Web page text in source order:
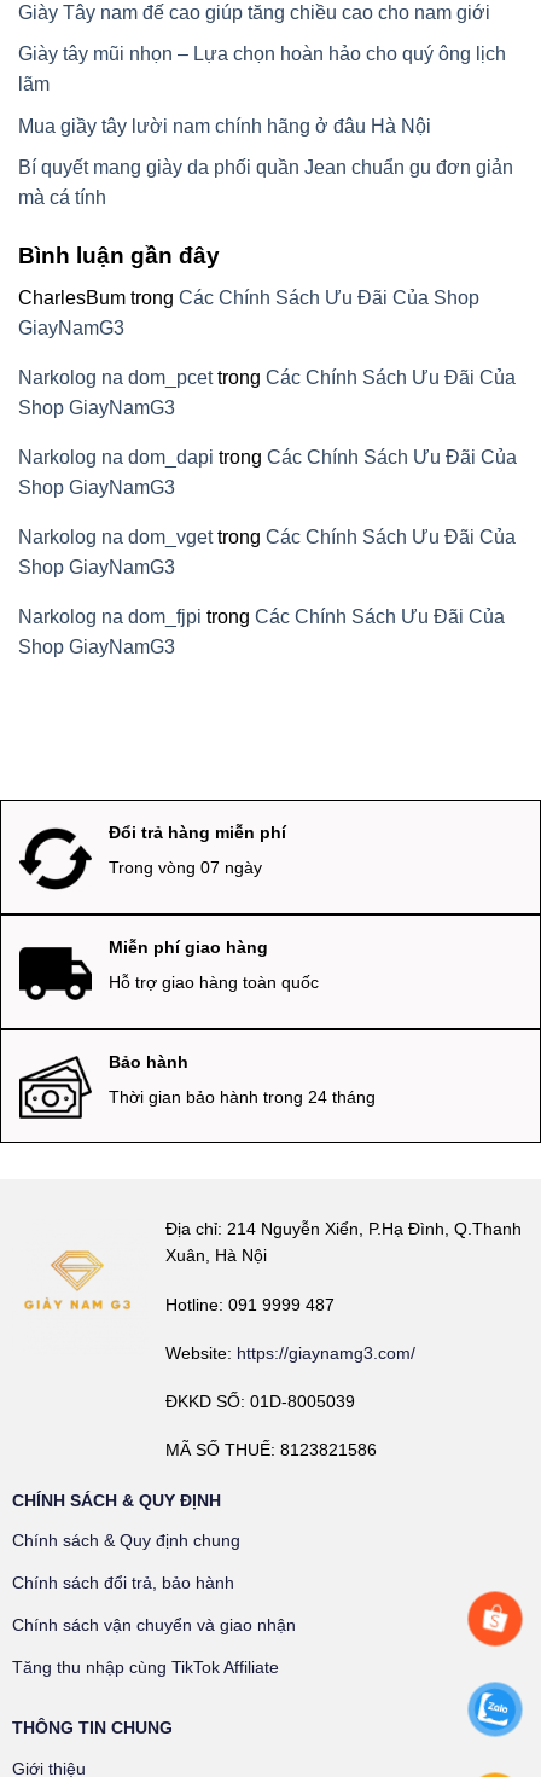
Giày Tây nam đế cao giúp tăng chiều cao cho nam giới
Giày tây mũi nhọn – Lựa chọn hoàn hảo cho quý ông lịch
lãm
Mua giầy tây lười nam chính hãng ở đâu Hà Nội
Bí quyết mang giày da phối quần Jean chuẩn gu đơn giản
mà cá tính
Bình luận gần đây
CharlesBum trong Các Chính Sách Ưu Đãi Của Shop
GiayNamG3
Narkolog na dom_pcettrong Các Chính Sách Ưu Đãi Của
Shop GiayNamG3
Narkolog na dom_dapi trong Các Chính Sách Ưu Đãi Của
Shop GiayNamG3
Narkolog na dom_vgettrong Các Chính Sách Ưu Đãi Của
Shop GiayNamG3
Narkolog na dom_fjpi trong Các Chính Sách Ưu Đãi Của
Shop GiayNamG3
Đổi trả hàng miễn phí
Trong vòng 07 ngày
Miễn phí giao hàng
Hỗ trợ giao hàng toàn quốc
Bảo hành
Thời gian bảo hành trong 24 tháng
Địa chỉ: 214 Nguyễn Xiển, P.Hạ Đình, Q.Thanh
Xuân, Hà Nội
Hotline: 091 9999 487
Website: https://giaynamg3.com/
ĐKKD SỐ: 01D-8005039
MÃ SỐ THUẾ: 8123821586
CHÍNH SÁCH & QUY ĐỊNH
Chính sách & Quy định chung
Chính sách đổi trả, bảo hành
Chính sách vận chuyển và giao nhận
Tăng thu nhập cùng TikTok Affiliate
THÔNG TIN CHUNG
Giới thiệu